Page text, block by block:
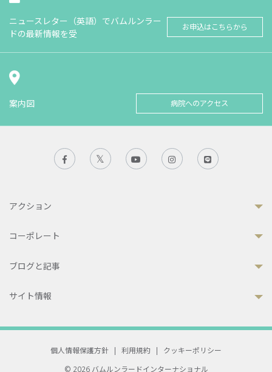
ニュースレター（英語）でバムルンラー
ドの最新情報を受
お申込はこちらから
案内図 病院へのアクセス
アクション
コーポレート
ブログと記事
サイト情報
個人情報保護方針 | 利用規約 |
クッキーポリシー
© 2026 バムルンラードインターナショナル